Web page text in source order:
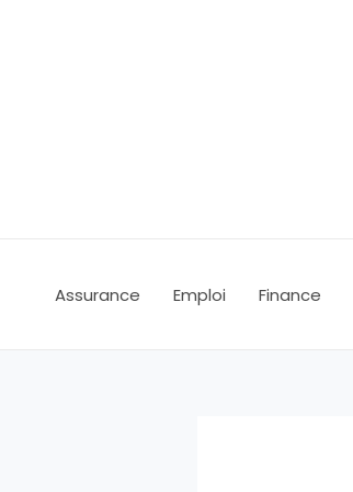
Assurance Emploi Finance